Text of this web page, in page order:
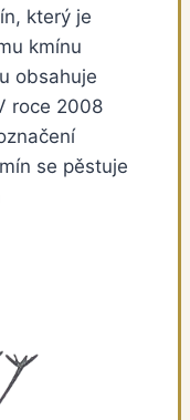
který je
kmínu
obsahuje
roce 2008
se pěstuje